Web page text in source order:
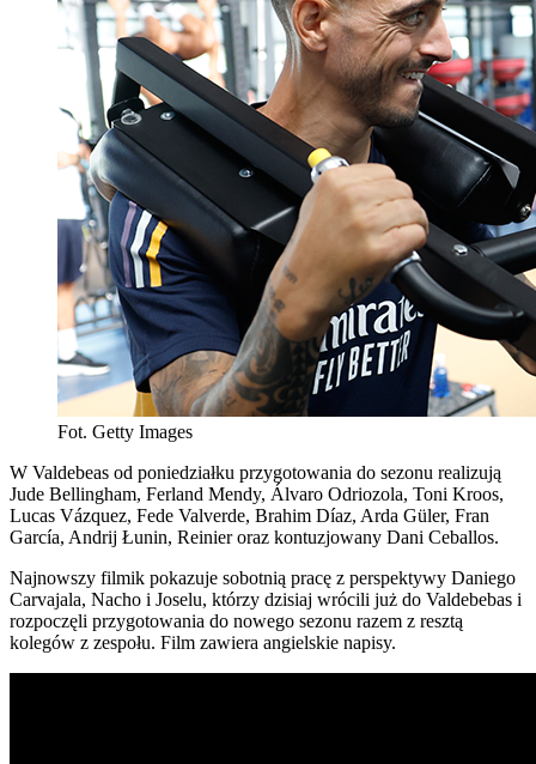
Fot. Getty Images
W Valdebeas od poniedziałku przygotowania do sezonu realizują
Jude Bellingham, Ferland Mendy, Álvaro Odriozola, Toni Kroos,
Lucas Vázquez, Fede Valverde, Brahim Díaz, Arda Güler, Fran
García, Andrij Łunin, Reinier oraz kontuzjowany Dani Ceballos.
Najnowszy filmik pokazuje sobotnią pracę z perspektywy Daniego
Carvajala, Nacho i Joselu, którzy dzisiaj wrócili już do Valdebebas i
rozpoczęli przygotowania do nowego sezonu razem z resztą
kolegów z zespołu. Film zawiera angielskie napisy.